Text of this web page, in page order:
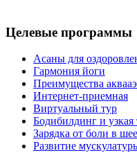
Целевые программы
Асаны для
Гармония йоги
Преимущества
Интернет-приемная
Виртуальный тур
Бодибилдинг и узкая
Зарядка от боли в
Развитие